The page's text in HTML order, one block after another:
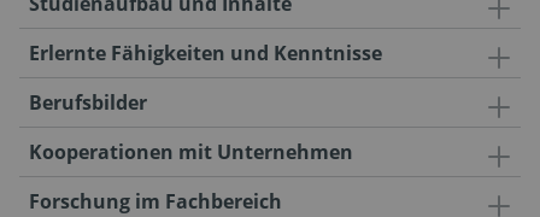
Erlernte Fähigkeiten und Kenntnisse
Berufsbilder
Kooperationen mit Unternehmen
Forschung im Fachbereich